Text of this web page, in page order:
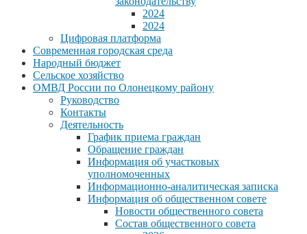
2024
2024
Цифровая платформа
Современная городская среда
Народный бюджет
Сельское хозяйство
ОМВД России по Олонецкому району
Руководство
Контакты
Деятельность
График приема граждан
Обращение граждан
Информация об участковых
уполномоченных
Информационно-аналитическая записка
Информация об общественном совете
Новости общественного совета
Состав общественного совета